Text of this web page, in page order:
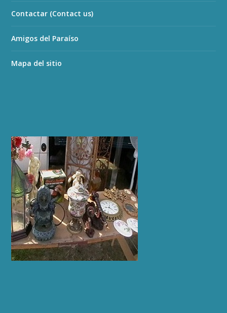
Contactar (Contact us)
Amigos del Paraíso
Mapa del sitio